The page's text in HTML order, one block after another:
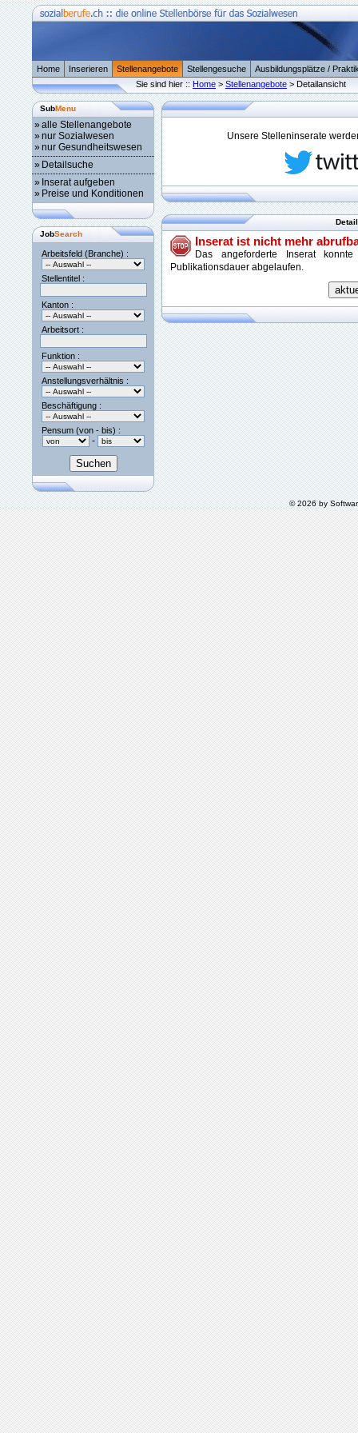
Home Inserieren Stellenangebote Stellengesuche
Ausbildungsplätze /
Sie sind hier :: Home > Stellenangebote > Detailansicht
SubMenu
»alle Stellenangebote
»nur Sozialwesen
»nur Gesundheitswesen
» Detailsuche
» Inserat aufgeben
» Preise und Konditionen
JobSearch
Arbeitsfeld (Branche) :
Stellentitel :
Kanton :
Arbeitsort :
Funktion :
Anstellungsverhältnis :
Beschäftigung :
Pensum (von - bis) :
-
Unsere Stelleninserate
Inserat ist nicht mehr
Das angeforderte Inserat
Publikationsdauer abgelaufen.
© 2026 by